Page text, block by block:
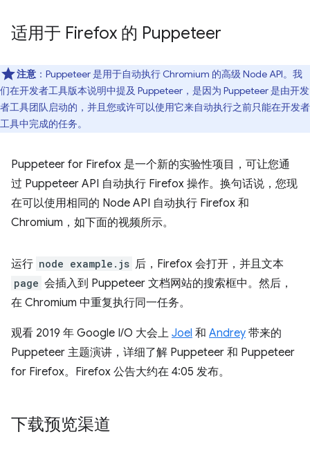
适用于 Firefox 的 Puppeteer
注意 ：Puppeteer 是用于自动执行 Chromium 的高级 Node API。我
们在开发者工具版本说明中提及 Puppeteer，是因为 Puppeteer 是由开发
者工具团队启动的，并且您或许可以使用它来自动执行之前只能在开发者
工具中完成的任务。
Puppeteer for Firefox 是一个新的实验性项目，可让您通
过 Puppeteer API 自动执行 Firefox 操作。换句话说，您现
在可以使用相同的 Node API 自动执行 Firefox 和
Chromium，如下面的视频所示。
运行 node example.js 后，Firefox 会打开，并且文本
page 会插入到 Puppeteer 文档网站的搜索框中。然后，
在 Chromium 中重复执行同一任务。
观看 2019 年 Google I/O 大会上 Joel 和 Andrey 带来的
Puppeteer 主题演讲，详细了解 Puppeteer 和 Puppeteer
for Firefox。Firefox 公告大约在 4:05 发布。
下载预览渠道